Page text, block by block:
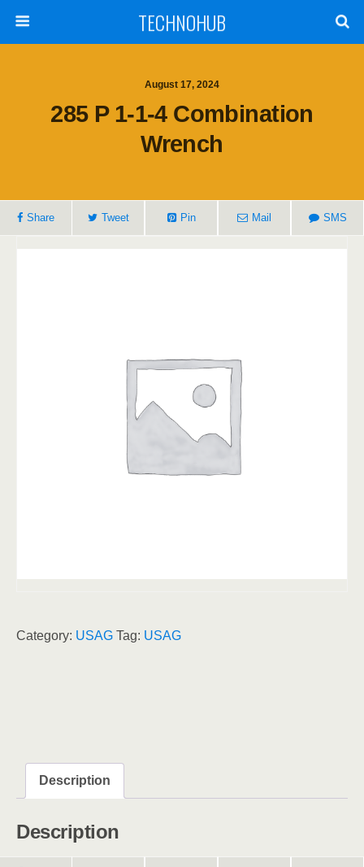
TECHNOHUB
August 17, 2024
285 P 1-1-4 Combination
Wrench
Share Tweet Pin Mail SMS
Category: USAG Tag: USAG
Description
Description